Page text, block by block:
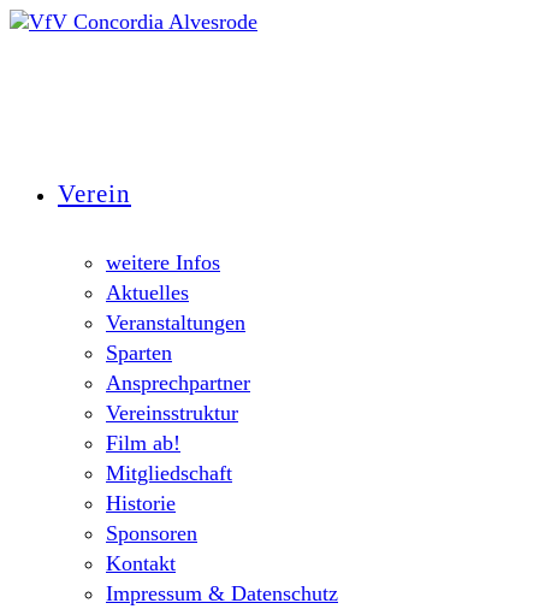
Zum
Verein
weitere Infos
Aktuelles
Veranstaltungen
Sparten
Ansprechpartner
Vereinsstruktur
Film ab!
Mitgliedschaft
Historie
Sponsoren
Kontakt
Impressum & Datenschutz